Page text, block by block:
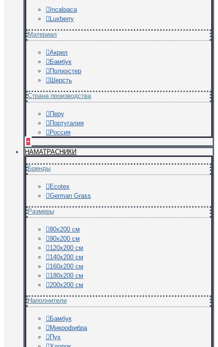
Incalpaca
Luxberry
Материал
Акрил
Бамбук
Полиэстер
Шерсть
Страна производства
Перу
Португалия
Россия
+
НАМАТРАСНИКИ
Бренды
Ecotex
German Grass
Размеры
80х200 см
90х200 см
120х200 см
140х200 см
160х200 см
180х200 см
200х200 см
Наполнители
Бамбук
Микрофибра
Пух